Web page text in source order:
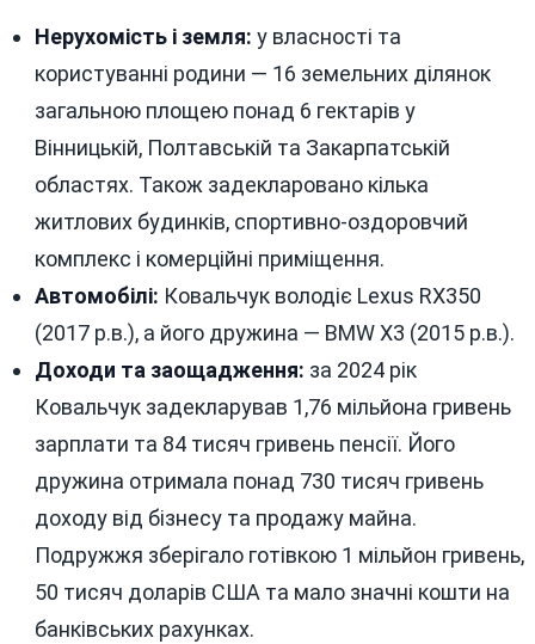
Нерухомість і земля: у власності та
користуванні родини — 16 земельних ділянок
загальною площею понад 6 гектарів у
Вінницькій, Полтавській та Закарпатській
областях. Також задекларовано кілька
житлових будинків, спортивно-оздоровчий
комплекс і комерційні приміщення.
Автомобілі: Ковальчук володіє Lexus RX350
(2017 р.в.), а його дружина — BMW X3 (2015 р.в.).
Доходи та заощадження: за 2024 рік
Ковальчук задекларував 1,76 мільйона гривень
зарплати та 84 тисяч гривень пенсії. Його
дружина отримала понад 730 тисяч гривень
доходу від бізнесу та продажу майна.
Подружжя зберігало готівкою 1 мільйон гривень,
50 тисяч доларів США та мало значні кошти на
банківських рахунках.